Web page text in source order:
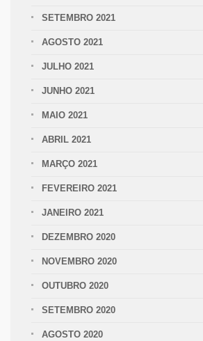
SETEMBRO 2021
AGOSTO 2021
JULHO 2021
JUNHO 2021
MAIO 2021
ABRIL 2021
MARÇO 2021
FEVEREIRO 2021
JANEIRO 2021
DEZEMBRO 2020
NOVEMBRO 2020
OUTUBRO 2020
SETEMBRO 2020
AGOSTO 2020